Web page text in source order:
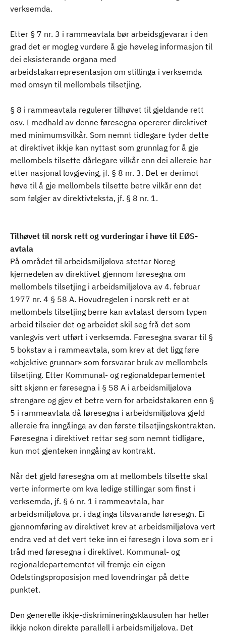
verksemda.
Etter § 7 nr. 3 i rammeavtala bør arbeidsgjevarar i den
grad det er mogleg vurdere å gje høveleg informasjon til
dei eksisterande organa med
arbeidstakarrepresentasjon om stillinga i verksemda
med omsyn til mellombels tilsetjing.
§ 8 i rammeavtala regulerer tilhøvet til gjeldande rett
osv. I medhald av denne føresegna opererer direktivet
med minimumsvilkår. Som nemnt tidlegare tyder dette
at direktivet ikkje kan nyttast som grunnlag for å gje
mellombels tilsette dårlegare vilkår enn dei allereie har
etter nasjonal lovgjeving, jf. § 8 nr. 3. Det er derimot
høve til å gje mellombels tilsette betre vilkår enn det
som følgjer av direktivteksta, jf. § 8 nr. 1.
Tilhøvet til norsk rett og vurderingar i høve til EØS-
avtala
På området til arbeidsmiljølova stettar Noreg
kjernedelen av direktivet gjennom føresegna om
mellombels tilsetjing i arbeidsmiljølova av 4. februar
1977 nr. 4 § 58 A. Hovudregelen i norsk rett er at
mellombels tilsetjing berre kan avtalast dersom typen
arbeid tilseier det og arbeidet skil seg frå det som
vanlegvis vert utført i verksemda. Føresegna svarar til §
5 bokstav a i rammeavtala, som krev at det ligg føre
«objektive grunnar» som forsvarar bruk av mellombels
tilsetjing. Etter Kommunal- og regionaldepartementet
sitt skjønn er føresegna i § 58 A i arbeidsmiljølova
strengare og gjev et betre vern for arbeidstakaren enn §
5 i rammeavtala då føresegna i arbeidsmiljølova gjeld
allereie fra inngåinga av den første tilsetjingskontrakten.
Føresegna i direktivet rettar seg som nemnt tidligare,
kun mot gjenteken inngåing av kontrakt.
Når det gjeld føresegna om at mellombels tilsette skal
verte informerte om kva ledige stillingar som finst i
verksemda, jf. § 6 nr. 1 i rammeavtala, har
arbeidsmiljølova pr. i dag inga tilsvarande føresegn. Ei
gjennomføring av direktivet krev at arbeidsmiljølova vert
endra ved at det vert teke inn ei føresegn i lova som er i
tråd med føresegna i direktivet. Kommunal- og
regionaldepartementet vil fremje ein eigen
Odelstingsproposisjon med lovendringar på dette
punktet.
Den generelle ikkje-diskrimineringsklausulen har heller
ikkje nokon direkte parallell i arbeidsmiljølova. Det